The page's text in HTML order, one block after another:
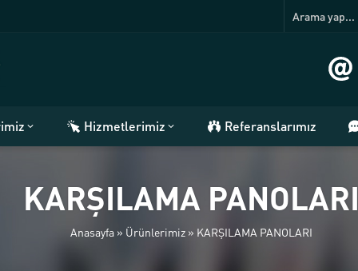
Hizmetlerimiz Referanslarımız
KARŞILAMA PANOLARI
Anasayfa» Ürünlerimiz» KARŞILAMA PANOLARI